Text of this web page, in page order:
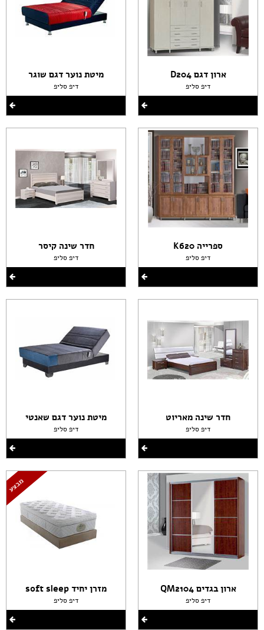
ארון דגם D204
דיפ סליפ
ספרייה K620
דיפ סליפ
חדר שינה מאריוט
דיפ סליפ
ארון בגדים QM2104
דיפ סליפ
מיטת נוער דגם שוגר
דיפ סליפ
חדר שינה קיסר
דיפ סליפ
מיטת נוער דגם שאנטי
דיפ סליפ
מזרן יחיד soft sleep
דיפ סליפ